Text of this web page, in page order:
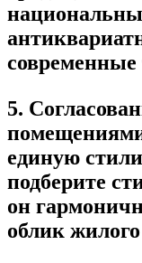
современные
5.
единую
подберите
он
облик